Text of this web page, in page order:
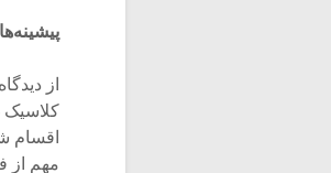
از
کلاسیک
اقسام
مهم از